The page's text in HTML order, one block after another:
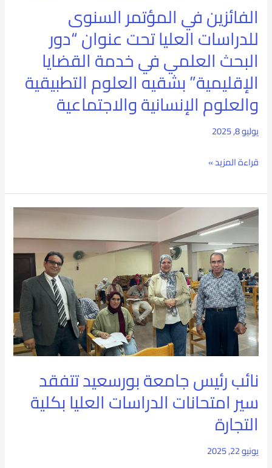
الفائزين في المؤتمر السنوى
للدراسات العليا تحت عنوان “دور
البحث العلمي في خدمة القضايا
الإقليمية” بشقيه العلوم التطبيقية
والعلوم الإنسانية والاجتماعية
يوليو 8, 2025
البحث
العلمي
في
خدمة
القضايا
الإقليمية”
بشقيه
والعلوم
الإنسانية
والاجتماعية
قراءة المزيد »
نائب رئيس جامعة بورسعيد تتفقد
سير امتحانات الدراسات العليا بكلية
التجارة
يونيو 22, 2025
نائب
رئيس
بورسعيد
تتفقد
سير
امتحانات
الدراسات
العليا
بكلية